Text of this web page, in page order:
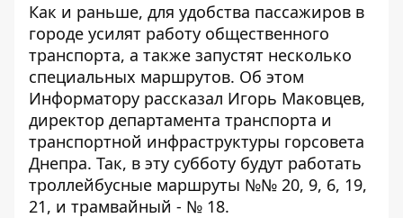
Как и раньше, для удобства пассажиров в
городе усилят работу общественного
транспорта, а также запустят несколько
специальных маршрутов. Об этом
Информатору рассказал Игорь Маковцев,
директор департамента транспорта и
транспортной инфраструктуры горсовета
Днепра. Так, в эту субботу будут работать
троллейбусные маршруты №№ 20, 9, 6, 19,
21, и трамвайный - № 18.